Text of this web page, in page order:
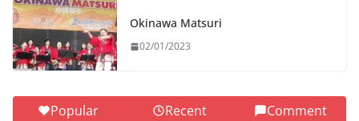
Okinawa Matsuri
02/01/2023
Popular Recent Comment